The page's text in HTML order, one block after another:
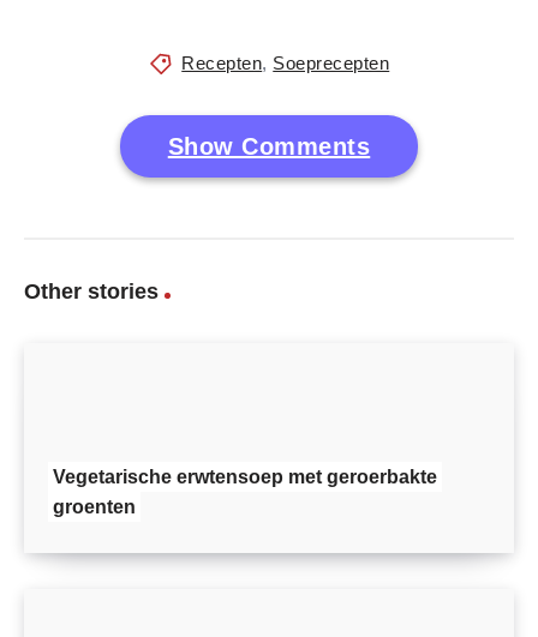
Recepten, Soeprecepten
Show Comments
Other stories
Vegetarische erwtensoep met geroerbakte
groenten